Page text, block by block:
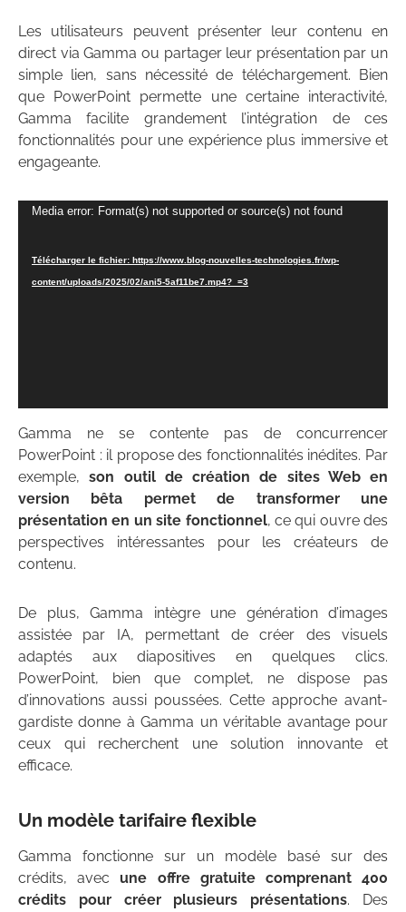
Les utilisateurs peuvent présenter leur contenu en
direct via Gamma ou partager leur présentation par un
simple lien, sans nécessité de téléchargement. Bien
que PowerPoint permette une certaine interactivité,
Gamma facilite grandement l’intégration de ces
fonctionnalités pour une expérience plus immersive et
engageante.
Lecteur
Media error: Format(s) not supported or source(s) not found
Télécharger le fichier: https://www.blog-nouvelles-technologies.fr/wp-
content/uploads/2025/02/ani5-5af11be7.mp4?_=3
Gamma ne se contente pas de concurrencer
PowerPoint : il propose des fonctionnalités inédites. Par
exemple,son outil de création de sites Web en
version bêta permet de transformer une
présentation en un site fonctionnel, ce qui ouvre des
perspectives intéressantes pour les créateurs de
contenu.
De plus, Gamma intègre une génération d’images
assistée par IA, permettant de créer des visuels
adaptés aux diapositives en quelques clics.
PowerPoint, bien que complet, ne dispose pas
d’innovations aussi poussées. Cette approche avant-
gardiste donne à Gamma un véritable avantage pour
ceux qui recherchent une solution innovante et
efficace.
Un modèle tarifaire flexible
Gamma fonctionne sur un modèle basé sur des
crédits, avec une offre gratuite comprenant 400
crédits pour créer plusieurs présentations. Des